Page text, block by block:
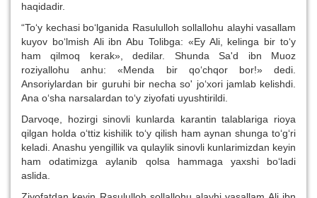
haqidadir.
“To‘y kechasi bo‘lganida Rasululloh sollallohu alayhi vasallam
kuyov bo‘lmish Ali ibn Abu Tolibga: «Ey Ali, kelinga bir to‘y
ham qilmoq kerak», dedilar. Shunda Sa'd ibn Muoz
roziyallohu anhu: «Menda bir qo‘chqor bor!» dedi.
Ansoriylardan bir guruhi bir necha so' jo‘xori jamlab kelishdi.
Ana o‘sha narsalardan to‘y ziyofati uyushtirildi.
Darvoqe, hozirgi sinovli kunlarda karantin talablariga rioya
qilgan holda o‘ttiz kishilik to‘y qilish ham aynan shunga to‘g‘ri
keladi. Anashu yengillik va qulaylik sinovli kunlarimizdan keyin
ham odatimizga aylanib qolsa hammaga yaxshi bo‘ladi
aslida.